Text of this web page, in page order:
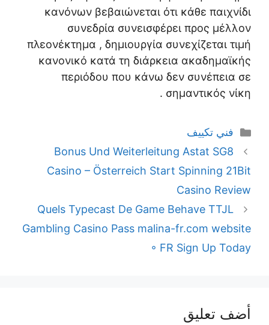
κανόνων βεβαιώνεται ότι κάθε παιχνίδι
συνεδρία συνεισφέρει προς μέλλον
πλεονέκτημα , δημιουργία συνεχίζεται τιμή
κανονικό κατά τη διάρκεια ακαδημαϊκής
περιόδου που κάνω δεν συνέπεια σε
σημαντικός νίκη .
التصنيفات
فني تكييف
Bonus Und Weiterleitung Astat SG8
Casino – Österreich Start Spinning 21Bit
Casino Review
Quels Typecast De Game Behave TTJL
Gambling Casino Pass malina-fr.com website
◦ FR Sign Up Today
أضف تعليق